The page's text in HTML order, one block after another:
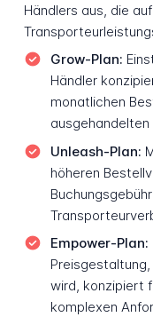
Händlers aus, die
Grow-Plan:
Händler
monatlichen
Unleash-Plan:
höheren
Empower-Plan:
wird, konzipiert
komplexen